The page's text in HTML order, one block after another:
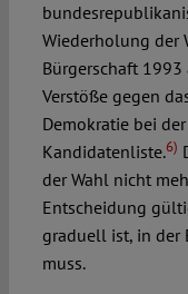
Wiederholung der
Bürgerschaft
Verstöße gegen
Demokratie bei
Kandidatenliste.6)
der Wahl nicht
Entscheidung
graduell ist, in der
muss.